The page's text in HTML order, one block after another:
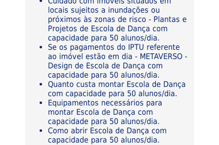
locais sujeitos a inundações ou
próximos às zonas de risco - Plantas e
Projetos de Escola de Dança com
capacidade para 50 alunos/dia.
Se os pagamentos do IPTU referente
ao imóvel estão em dia - METAVERSO -
Design de Escola de Dança com
capacidade para 50 alunos/dia.
Quanto custa montar Escola de Dança
com capacidade para 50 alunos/dia.
Equipamentos necessários para
montar Escola de Dança com
capacidade para 50 alunos/dia.
Como abrir Escola de Dança com
capacidade para 50 alunos/dia.